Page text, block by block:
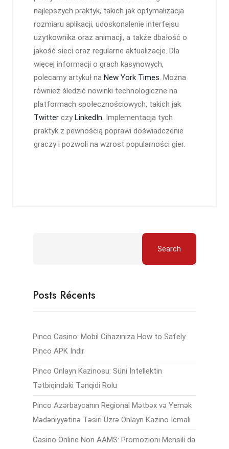
najlepszych praktyk, takich jak optymalizacja
rozmiaru aplikacji, udoskonalenie interfejsu
użytkownika oraz animacji, a także dbałość o
jakość sieci oraz regularne aktualizacje. Dla
więcej informacji o grach kasynowych,
polecamy artykuł na New York Times. Można
również śledzić nowinki technologiczne na
platformach społecznościowych, takich jak
Twitter czy LinkedIn. Implementacja tych
praktyk z pewnością poprawi doświadczenie
graczy i pozwoli na wzrost popularności gier.
Search
Posts Récents
Pinco Casino: Mobil Cihazınıza How to Safely
Pinco APK Indir
Pinco Onlayn Kazinosu: Süni İntellektin
Tətbiqindəki Tənqidi Rolu
Pinco Azərbaycanın Regional Mətbəx və Yemək
Mədəniyyətinə Təsiri Üzrə Onlayn Kazino İcmalı
Casino Online Non AAMS: Promozioni Mensili da